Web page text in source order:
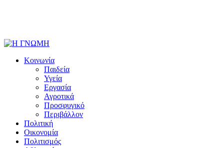
Κοινωνία
Παιδεία
Υγεία
Εργασία
Αγροτικά
Προσφυγικό
Περιβάλλον
Πολιτική
Οικονομία
Πολιτισμός